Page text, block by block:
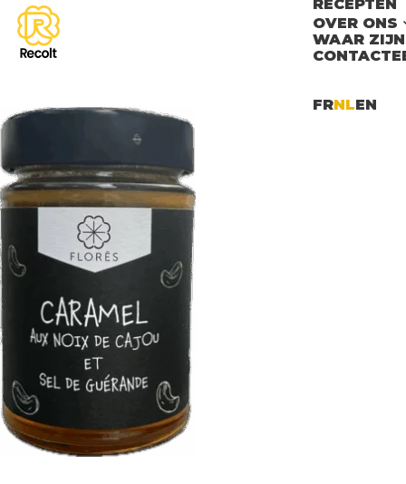
RECEPTEN
OVER ONS
WAAR
FRNLEN